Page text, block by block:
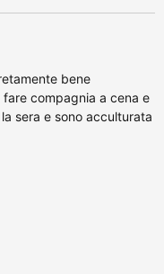
bene
compagnia a cena e
sera e sono acculturata